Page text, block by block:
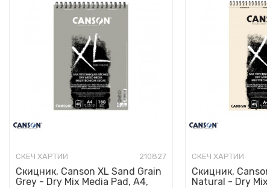
СКЕЧ ХАРТИИ 210827
Скицник, Canson XL Sand Grain
Grey - Dry Mix Media Pad, A4,
СКЕЧ ХАРТИИ
Скицник,
Natural - Dry Mix